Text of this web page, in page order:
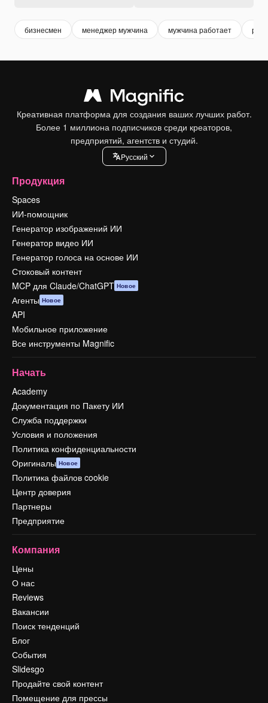
бизнесмен менеджер мужчина мужчина работает
Креативная платформа для создания ваших лучших работ.
Более 1 миллиона подписчиков среди креаторов,
предприятий, агентств и студий.
Pусский
Продукция
Spaces
ИИ-помощник
Генератор изображений ИИ
Генератор видео ИИ
Генератор голоса на основе ИИ
Стоковый контент
MCP для Claude/ChatGPT Новое
Агенты Новое
API
Мобильное приложение
Все инструменты Magnific
Начать
Academy
Документация по Пакету ИИ
Служба поддержки
Условия и положения
Политика конфиденциальности
Оригиналы Новое
Политика файлов cookie
Центр доверия
Партнеры
Предприятие
Компания
Цены
О нас
Reviews
Вакансии
Поиск тенденций
Блог
События
Slidesgo
Продайте свой контент
Помещение для прессы